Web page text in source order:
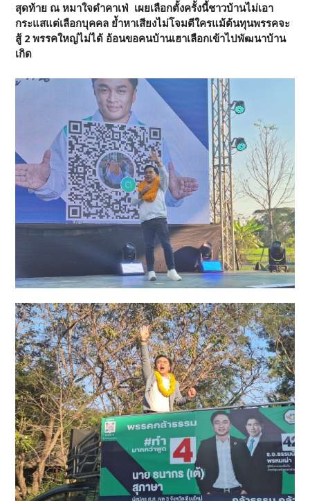
สุดท้าย ณ หมาใจดำคาเฟ่ เผยเลือกตั้งครั้งนี้ชาวบ้านไม่เอา
กระแสแต่เลือกบุคคล ย้ำหาเสียงไม่โจมตีใครแม้ต้นทุนพรรคจะ
สู้ 2 พรรคใหญ่ไม่ได้ อ้อนขอคนบ้านเฮาเลือกเข้าไปพัฒนาบ้าน
เกิด